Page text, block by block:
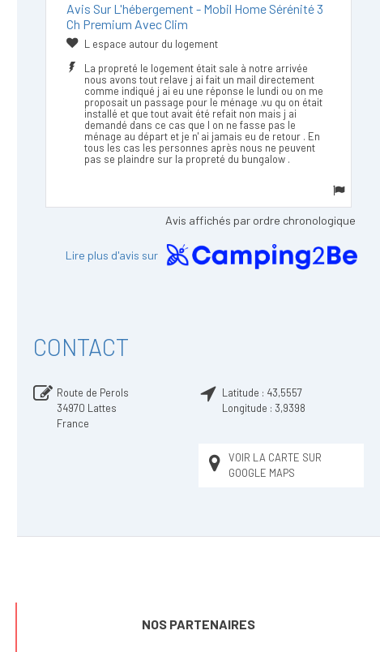
Avis Sur L'hébergement - Mobil Home Sérénité 3
Ch Premium Avec Clim
L espace autour du logement
La propreté le logement était sale à notre arrivée
nous avons tout relave j ai fait un mail directement
comme indiqué j ai eu une réponse le lundi ou on me
proposait un passage pour le ménage .vu qu on était
installé et que tout avait été refait non mais j ai
demandé dans ce cas que l on ne fasse pas le
ménage au départ et je n' ai jamais eu de retour . En
tous les cas les personnes après nous ne peuvent
pas se plaindre sur la propreté du bungalow .
Avis affichés par ordre chronologique
Lire plus d'avis sur
CONTACT
Route de Perols
34970 Lattes
France
Latitude : 43,5557
Longitude : 3,9398
VOIR LA CARTE SUR
GOOGLE MAPS
NOS PARTENAIRES